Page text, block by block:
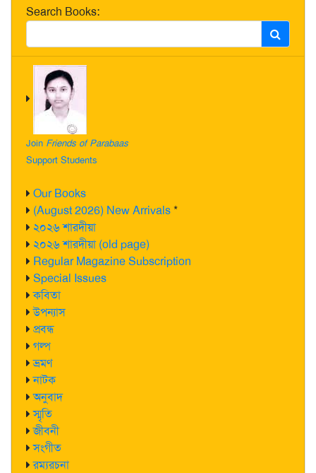
Search Books:
Join Friends of Parabaas
Support Students
Our Books
(August 2026) New Arrivals*
২০২৬ শারদীয়া
২০২৬ শারদীয়া (old page)
Regular Magazine Subscription
Special Issues
কবিতা
উপন্যাস
প্রবন্ধ
গল্প
ভ্রমণ
নাটক
অনুবাদ
স্মৃতি
জীবনী
সংগীত
রম্যরচনা